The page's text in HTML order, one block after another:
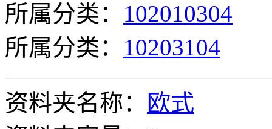
所属分类： 102010304
所属分类： 10203104
资料夹名称：
欧式